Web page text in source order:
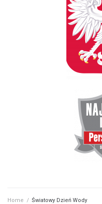
Home / Światowy Dzień Wody